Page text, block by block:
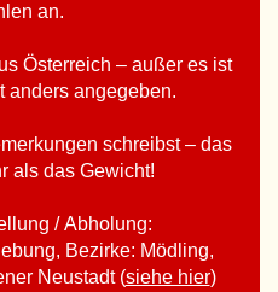
an.
Österreich – außer es ist
anders angegeben.
schreibst – das
als das Gewicht!
/ Abholung:
Bezirke: Mödling,
Neustadt (siehe hier)